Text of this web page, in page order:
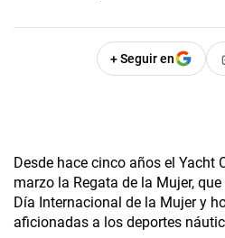
+ Seguir en
Desde hace cinco años el Yacht
marzo la Regata de la Mujer,
Día Internacional de la Mujer y
aficionadas a los deportes